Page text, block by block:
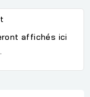
affichés ici